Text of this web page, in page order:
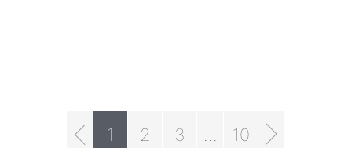
1 2 3 10